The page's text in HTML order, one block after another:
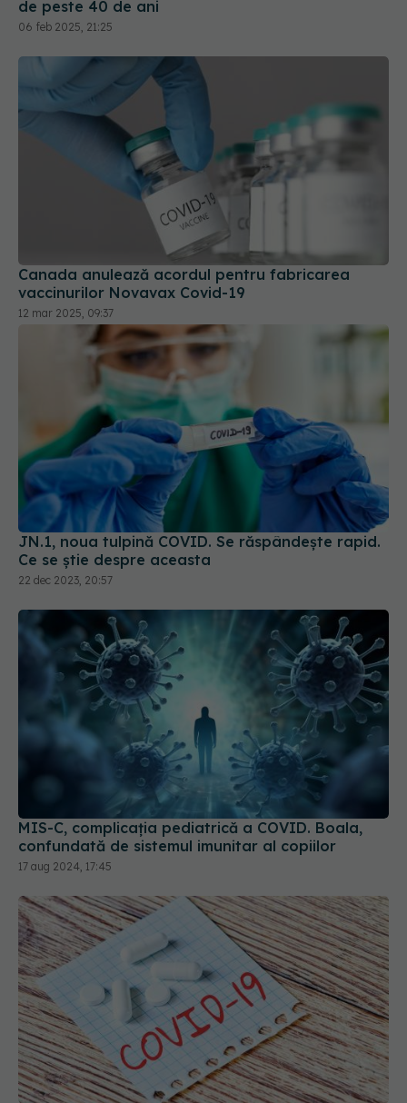
Canada anulează acordul pentru fabricarea
vaccinurilor Novavax Covid-19
JN.1, noua tulpină COVID. Se răspândește rapid.
Ce se știe despre aceasta
22 dec 2023, 20:57
MIS-C, complicația pediatrică a COVID. Boala,
confundată de sistemul imunitar al copiilor
Sipavibart, medicamentul care previne COVID de
la AstraZeneca, a primit o aprobare de la EMA
02 iul 2024, 12:22